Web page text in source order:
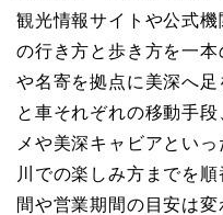
観光情報サイトや公式
の行き方と歩き方を一本
や名寄を拠点に美深へ
と車それぞれの移動手
メや美深キャビアとい
川での楽しみ方までを
間や営業期間の目安は